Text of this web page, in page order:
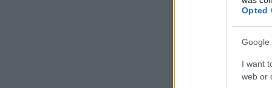
Opted
Google
I want
web or